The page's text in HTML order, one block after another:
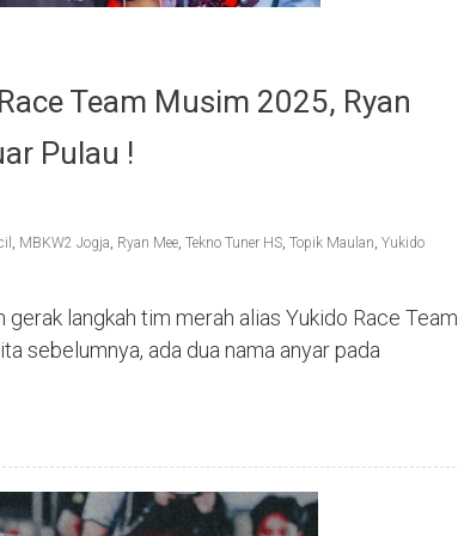
Team Musim 2025, Ryan
Pulau !
, MBKW2 Jogja, Ryan Mee, Tekno Tuner HS, Topik Maulan, Yukido
langkah tim merah alias Yukido Race Team
sebelumnya, ada dua nama anyar pada